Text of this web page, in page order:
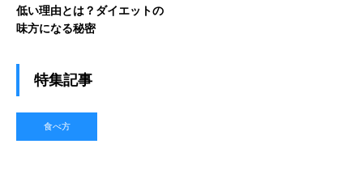
低い理由とは？ダイエットの
味方になる秘密
特集記事
食べ方